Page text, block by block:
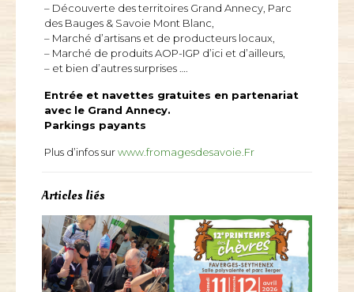
– Découverte des territoires Grand Annecy, Parc
des Bauges & Savoie Mont Blanc,
– Marché d’artisans et de producteurs locaux,
– Marché de produits AOP-IGP d’ici et d’ailleurs,
– et bien d’autres surprises ….
Entrée et navettes gratuites en partenariat
avec le Grand Annecy.
Parkings payants
Plus d’infos surwww.fromagesdesavoie.Fr
Articles liés